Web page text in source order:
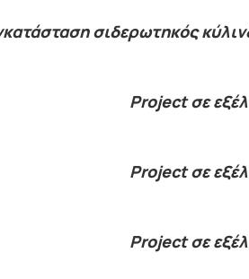
σιδερωτηκός
Project σε
Project σε
Project σε